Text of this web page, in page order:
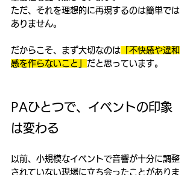
ただ、それを理想的に再現するのは簡単では
ありません。
だからこそ、まず大切なのは 「不快感や違和
感を作らないこと」 だと思っています。
PAひとつで、イベントの印象
は変わる
以前、小規模なイベントで音響が十分に調整
されていない現場に立ち会ったことがありま